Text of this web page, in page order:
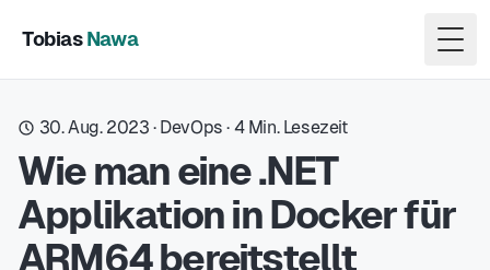
TobiasNawa
30. Aug. 2023 · DevOps · 4Min. Lesezeit
Wie man eine .NET
Applikation in Docker für
ARM64 bereitstellt